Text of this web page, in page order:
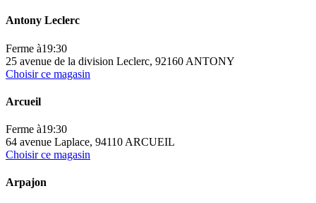
Antony Leclerc
Ferme à19:30
25 avenue de la division Leclerc, 92160 ANTONY
Choisir ce magasin
Arcueil
Ferme à19:30
64 avenue Laplace, 94110 ARCUEIL
Choisir ce magasin
Arpajon